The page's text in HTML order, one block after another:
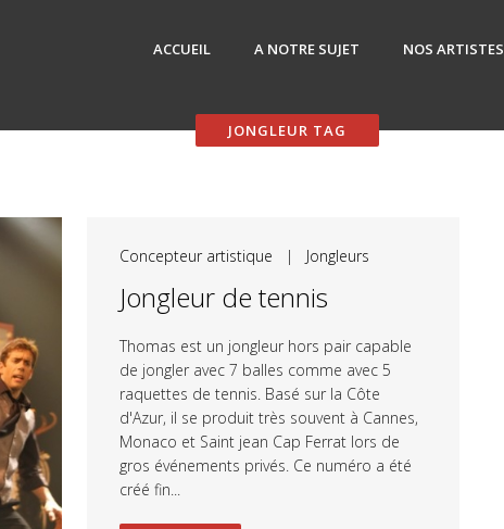
ACCUEIL A NOTRE SUJET NOS ARTISTES
JONGLEUR TAG
Concepteur artistique | Jongleurs
Jongleur de tennis
Thomas est un jongleur hors pair capable
de jongler avec 7 balles comme avec 5
raquettes de tennis. Basé sur la Côte
d'Azur, il se produit très souvent à Cannes,
Monaco et Saint jean Cap Ferrat lors de
gros événements privés. Ce numéro a été
créé fin...